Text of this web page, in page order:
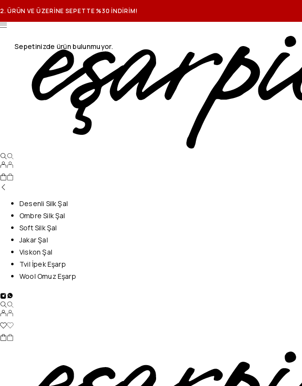
2. ÜRÜN VE ÜZERİNE SEPETTE %30 İNDİRİM!
Sepetinizde ürün bulunmuyor.
Desenli Silk Şal
Ombre Silk Şal
Soft Silk Şal
Jakar Şal
Viskon Şal
Tvil İpek Eşarp
Wool Omuz Eşarp